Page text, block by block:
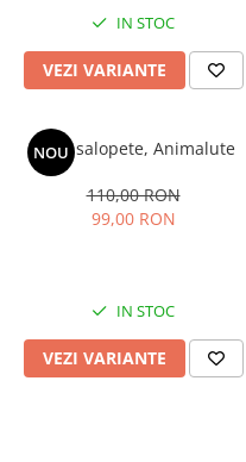
IN STOC
VEZI VARIANTE
NOU
Set 3 salopete, Animalute
110,00 RON
99,00 RON
IN STOC
VEZI VARIANTE